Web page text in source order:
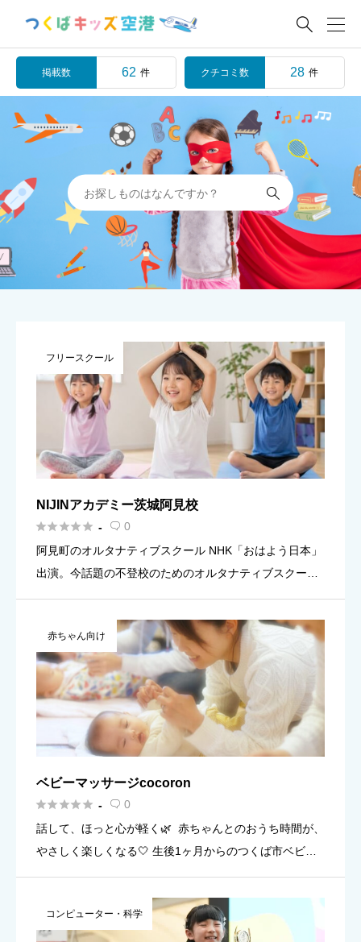

掲載数 62 件 クチコミ数 28 件

フリースクール
NIJINアカデミー茨城阿見校
 -  0
阿見町のオルタナティブスクール NHK「おはよう日本」
出演。今話題の不登校のためのオルタナティブスクー
先生や友達と対話をしながら受けられる、月１００コマ
のメタバー […]
赤ちゃん向け
ベビーマッサージcocoron
 -  0
話して、ほっと心が軽く🌿 赤ちゃんとのおうち時間が、
やさしく楽しくなる🤍 生後1ヶ月からのつくば市ベビー
になりがちな子育て中のマ […]
コンピューター・科学